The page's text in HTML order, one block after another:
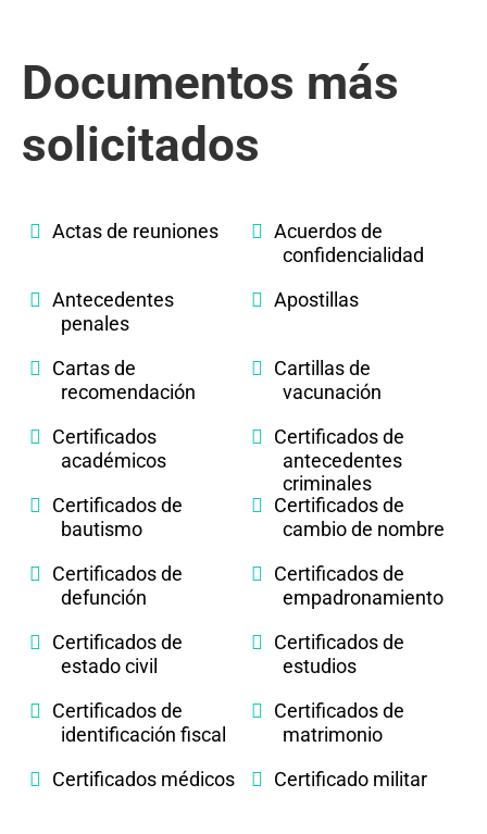
Documentos más
solicitados
Actas de reuniones
Acuerdos de
confidencialidad
Antecedentes
penales
Apostillas
Cartas de
recomendación
Cartillas de
vacunación
Certificados
académicos
Certificados de
antecedentes
criminales
Certificados de
bautismo
Certificados de
cambio de nombre
Certificados de
defunción
Certificados de
empadronamiento
Certificados de
estado civil
Certificados de
estudios
Certificados de
identificación fiscal
Certificados de
matrimonio
Certificados médicos
Certificado militar